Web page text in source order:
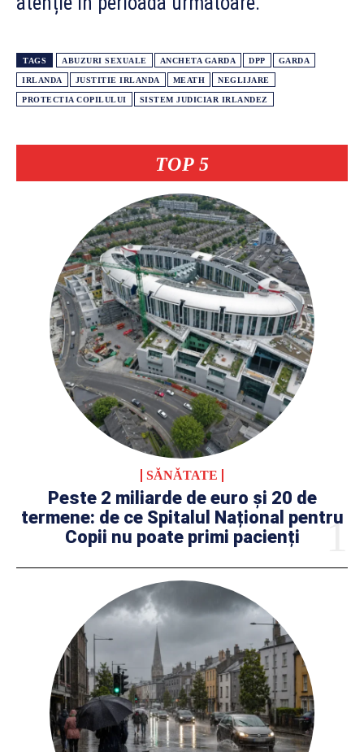
TOP 5
SĂNĂTATE
Peste 2 miliarde de euro și 20 de
termene: de ce Spitalul Național pentru
Copii nu poate primi pacienți
TAGS ABUZURI SEXUALE ANCHETA GARDA DPP GARDA
IRLANDA JUSTITIE IRLANDA MEATH NEGLIJARE
PROTECTIA COPILULUI SISTEM JUDICIAR IRLANDEZ